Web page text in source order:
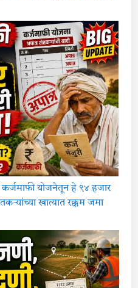
योजनेतून हे ९४ हजार
खात्यात रक्कम जमा